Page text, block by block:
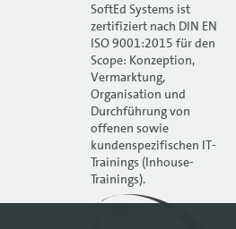
SoftEd Systems ist
zertifiziert nach DIN EN
ISO 9001:2015 für den
Scope: Konzeption,
Vermarktung,
Organisation und
Durchführung von
offenen sowie
kundenspezifischen IT-
Trainings (Inhouse-
Trainings).